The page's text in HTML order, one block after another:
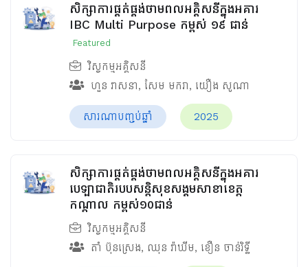
សិក្សាការផ្គត់ផ្គង់ថាមពលអគ្គិសនីក្នុងអគារ
IBC Multi Purpose កម្ពស់ ១៩ ជាន់
Featured
វិស្វកម្មអគ្គិសនី
ហួន​ វាសនា, សែម មករា, យឿង សូណា
សារណាបញ្ចប់ឆ្នាំ 2025
សិក្សាការផ្គត់ផ្គង់ថាមពលអគ្គិសនីក្នុងអគារ
បេឡាជាតិរបបសន្តិសុខ​សង្គមសាខាខេត្ត
កណ្តាល កម្ពស់១០ជាន់
វិស្វកម្មអគ្គិសនី
តាំ ប៊ុនស្រេង, ឈុន វ៉ាឃីម​, ខឿន ចាន់រិទ្ធី​